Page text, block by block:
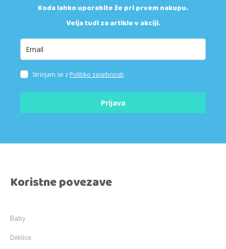
Koda lahko uporabite že pri prvem nakupu.
Velja tudi za artikle v akciji.
Strinjam se z Politiko zasebnosti.
Prijava
Koristne povezave
Baby
Deklice